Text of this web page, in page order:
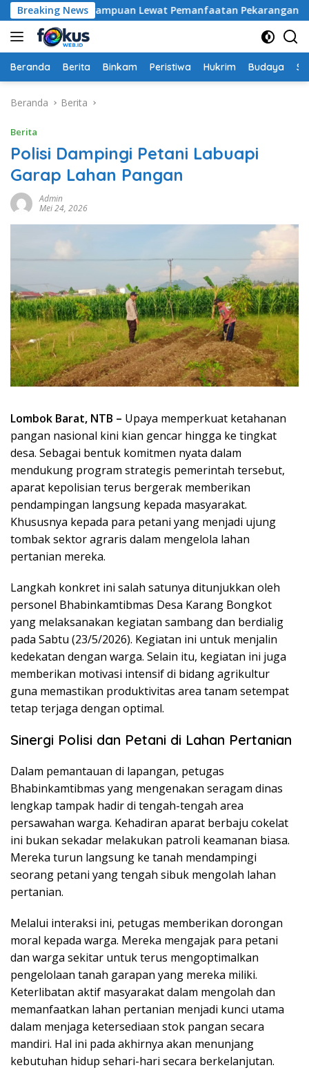
Langsung
ke
konten
Breaking News
Perampuan Lewat Pemanfaatan Pekarangan Rumah
Beranda Berita Binkam Peristiwa Hukrim Budaya
Beranda Berita
Berita
Polisi Dampingi Petani Labuapi
Garap Lahan Pangan
Admin
Mei 24, 2026
Lombok Barat, NTB – Upaya memperkuat ketahanan
pangan nasional kini kian gencar hingga ke tingkat
desa. Sebagai bentuk komitmen nyata dalam
mendukung program strategis pemerintah tersebut,
aparat kepolisian terus bergerak memberikan
pendampingan langsung kepada masyarakat.
Khususnya kepada para petani yang menjadi ujung
tombak sektor agraris dalam mengelola lahan
pertanian mereka.
Langkah konkret ini salah satunya ditunjukkan oleh
personel Bhabinkamtibmas Desa Karang Bongkot
yang melaksanakan kegiatan sambang dan berdialig
pada Sabtu (23/5/2026). Kegiatan ini untuk menjalin
kedekatan dengan warga. Selain itu, kegiatan ini juga
memberikan motivasi intensif di bidang agrikultur
guna memastikan produktivitas area tanam setempat
tetap terjaga dengan optimal.
Sinergi Polisi dan Petani di Lahan Pertanian
Dalam pemantauan di lapangan, petugas
Bhabinkamtibmas yang mengenakan seragam dinas
lengkap tampak hadir di tengah-tengah area
persawahan warga. Kehadiran aparat berbaju cokelat
ini bukan sekadar melakukan patroli keamanan biasa.
Mereka turun langsung ke tanah mendampingi
seorang petani yang tengah sibuk mengolah lahan
pertanian.
Melalui interaksi ini, petugas memberikan dorongan
moral kepada warga. Mereka mengajak para petani
dan warga sekitar untuk terus mengoptimalkan
pengelolaan tanah garapan yang mereka miliki.
Keterlibatan aktif masyarakat dalam mengolah dan
memanfaatkan lahan pertanian menjadi kunci utama
dalam menjaga ketersediaan stok pangan secara
mandiri. Hal ini pada akhirnya akan menunjang
kebutuhan hidup sehari-hari secara berkelanjutan.